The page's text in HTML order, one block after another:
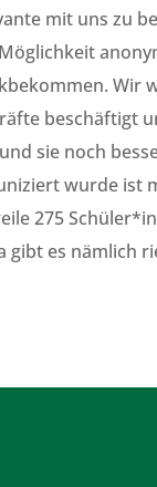
mit uns zu
Wir
beschäftigt
sie noch
wurde ist
275
gibt es nämlich